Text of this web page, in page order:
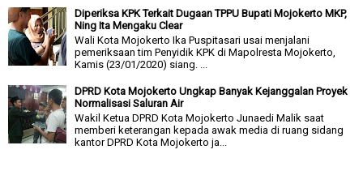
Diperiksa KPK Terkait Dugaan TPPU Bupati Mojokerto MKP,
Ning Ita Mengaku Clear
Wali Kota Mojokerto Ika Puspitasari usai menjalani
pemeriksaan tim Penyidik KPK di Mapolresta Mojokerto,
Kamis (23/01/2020) siang. ...
DPRD Kota Mojokerto Ungkap Banyak Kejanggalan Proyek
Normalisasi Saluran Air
Wakil Ketua DPRD Kota Mojokerto Junaedi Malik saat
memberi keterangan kepada awak media di ruang sidang
kantor DPRD Kota Mojokerto ja...